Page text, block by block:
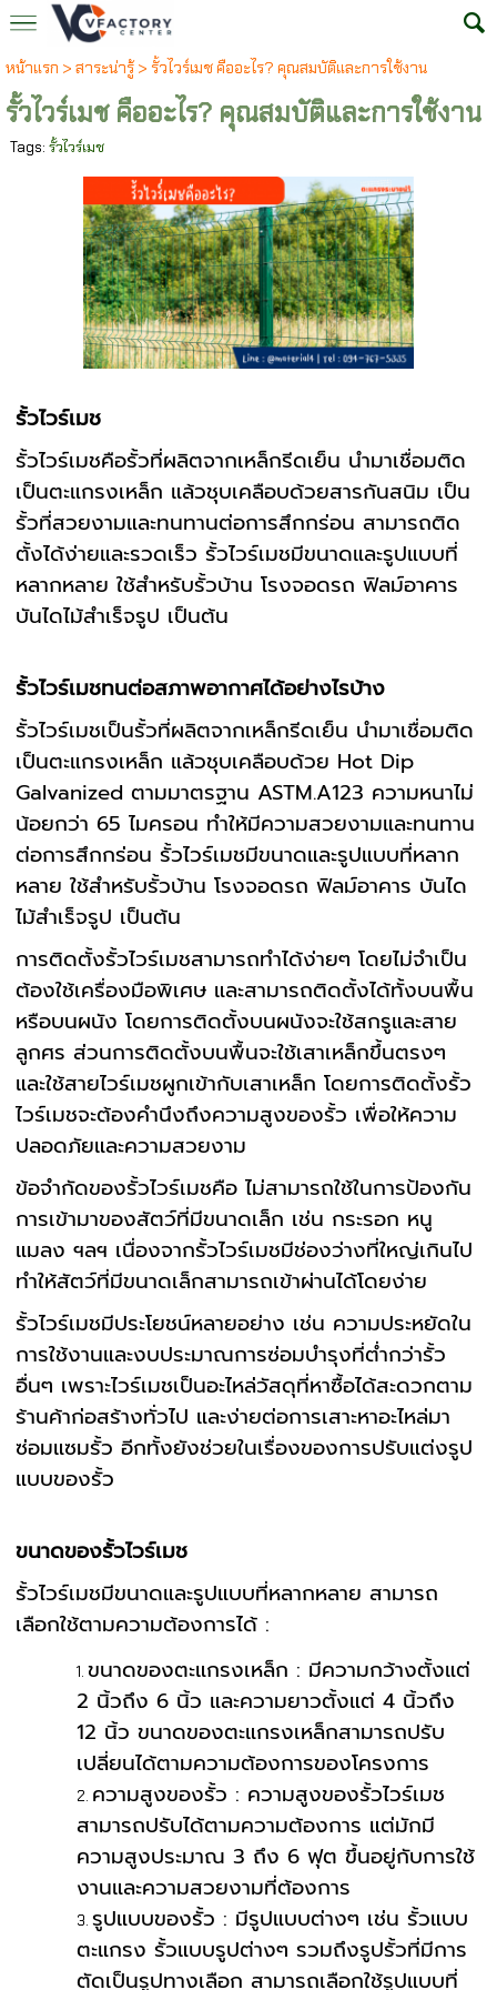
หน้าแรก > สาระน่ารู้> รั้วไวร์เมช คืออะไร? คุณสมบัติและการใช้งาน
รั้วไวร์เมช คืออะไร? คุณสมบัติและการใช้งาน
Tags: รั้วไวร์เมช
รั้วไวร์เมช
รั้วไวร์เมชคือรั้วที่ผลิตจากเหล็กรีดเย็น นำมาเชื่อมติด
เป็นตะแกรงเหล็ก แล้วชุบเคลือบด้วยสารกันสนิม เป็น
รั้วที่สวยงามและทนทานต่อการสึกกร่อน สามารถติด
ตั้งได้ง่ายและรวดเร็ว รั้วไวร์เมชมีขนาดและรูปแบบที่
หลากหลาย ใช้สำหรับรั้วบ้าน โรงจอดรถ ฟิลม์อาคาร
บันไดไม้สำเร็จรูป เป็นต้น
รั้วไวร์เมชทนต่อสภาพอากาศได้อย่างไรบ้าง
รั้วไวร์เมชเป็นรั้วที่ผลิตจากเหล็กรีดเย็น นำมาเชื่อมติด
เป็นตะแกรงเหล็ก แล้วชุบเคลือบด้วย Hot Dip
Galvanized ตามมาตรฐาน ASTM.A123 ความหนาไม่
น้อยกว่า 65 ไมครอน ทำให้มีความสวยงามและทนทาน
ต่อการสึกกร่อน รั้วไวร์เมชมีขนาดและรูปแบบที่หลาก
หลาย ใช้สำหรับรั้วบ้าน โรงจอดรถ ฟิลม์อาคาร บันได
ไม้สำเร็จรูป เป็นต้น
การติดตั้งรั้วไวร์เมชสามารถทำได้ง่ายๆ โดยไม่จำเป็น
ต้องใช้เครื่องมือพิเศษ และสามารถติดตั้งได้ทั้งบนพื้น
หรือบนผนัง โดยการติดตั้งบนผนังจะใช้สกรูและสาย
ลูกศร ส่วนการติดตั้งบนพื้นจะใช้เสาเหล็กขึ้นตรงๆ
และใช้สายไวร์เมชผูกเข้ากับเสาเหล็ก โดยการติดตั้งรั้ว
ไวร์เมชจะต้องคำนึงถึงความสูงของรั้ว เพื่อให้ความ
ปลอดภัยและความสวยงาม
ข้อจำกัดของรั้วไวร์เมชคือ ไม่สามารถใช้ในการป้องกัน
การเข้ามาของสัตว์ที่มีขนาดเล็ก เช่น กระรอก หนู
แมลง ฯลฯ เนื่องจากรั้วไวร์เมชมีช่องว่างที่ใหญ่เกินไป
ทำให้สัตว์ที่มีขนาดเล็กสามารถเข้าผ่านได้โดยง่าย
รั้วไวร์เมชมีประโยชน์หลายอย่าง เช่น ความประหยัดใน
การใช้งานและงบประมาณการซ่อมบำรุงที่ต่ำกว่ารั้ว
อื่นๆ เพราะไวร์เมชเป็นอะไหล่วัสดุที่หาซื้อได้สะดวกตาม
ร้านค้าก่อสร้างทั่วไป และง่ายต่อการเสาะหาอะไหล่มา
ซ่อมแซมรั้ว อีกทั้งยังช่วยในเรื่องของการปรับแต่งรูป
แบบของรั้ว
ขนาดของรั้วไวร์เมช
รั้วไวร์เมชมีขนาดและรูปแบบที่หลากหลาย สามารถ
เลือกใช้ตามความต้องการได้ :
ขนาดของตะแกรงเหล็ก : มีความกว้างตั้งแต่
2 นิ้วถึง 6 นิ้ว และความยาวตั้งแต่ 4 นิ้วถึง
12 นิ้ว ขนาดของตะแกรงเหล็กสามารถปรับ
เปลี่ยนได้ตามความต้องการของโครงการ
ความสูงของรั้ว : ความสูงของรั้วไวร์เมช
สามารถปรับได้ตามความต้องการ แต่มักมี
ความสูงประมาณ 3 ถึง 6 ฟุต ขึ้นอยู่กับการใช้
งานและความสวยงามที่ต้องการ
รูปแบบของรั้ว : มีรูปแบบต่างๆ เช่น รั้วแบบ
ตะแกรง รั้วแบบรูปต่างๆ รวมถึงรูปรั้วที่มีการ
ตัดเป็นรูปทางเลือก สามารถเลือกใช้รูปแบบที่